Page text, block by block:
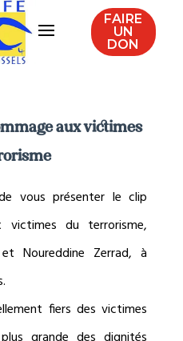
FAIRE
UN
DON
aux victimes
vous présenter le clip
victimes du terrorisme,
Noureddine Zerrad, à
fiers des victimes